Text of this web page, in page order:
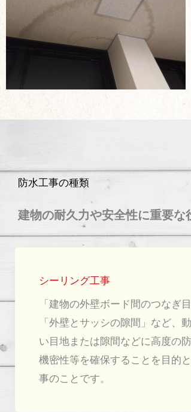
防水工事の種類
建物の耐久力や安全性に重要な
シーリング工事
「建物の外壁ボード間のつなぎ
「外壁とサッシの隙間」など、
い目地または隙間などに高度の防
機密性等を確保することを目的
事のことです。